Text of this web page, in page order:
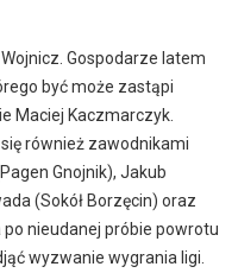
Gospodarze latem
być może zastąpi
Maciej Kaczmarczyk.
również zawodnikami
Gnojnik), Jakub
(Sokół Borzęcin) oraz
nieudanej próbie powrotu
wyzwanie wygrania ligi.